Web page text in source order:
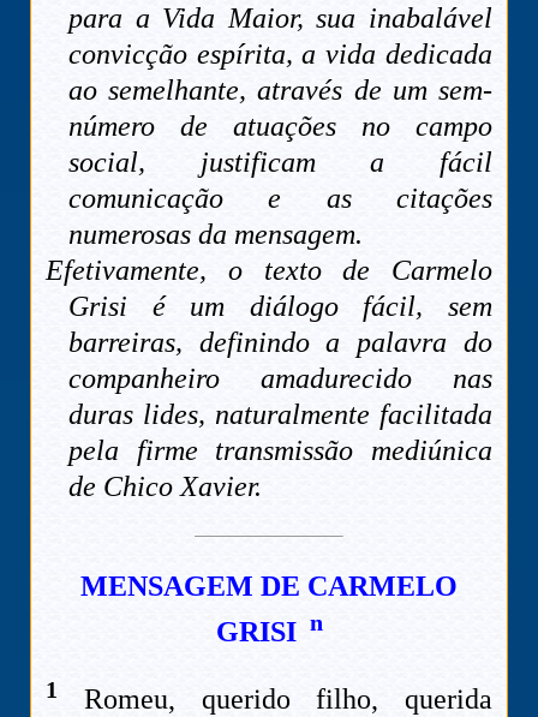
para a Vida Maior, sua inabalável
convicção espírita, a vida dedicada
ao semelhante, através de um sem-
número de atuações no campo
social, justificam a fácil
comunicação e as citações
numerosas da mensagem.
Efetivamente, o texto de Carmelo
Grisi é um diálogo fácil, sem
barreiras, definindo a palavra do
companheiro amadurecido nas
duras lides, naturalmente facilitada
pela firme transmissão mediúnica
de Chico Xavier.
MENSAGEM DE CARMELO
GRISI n
1
Romeu, querido filho, querida